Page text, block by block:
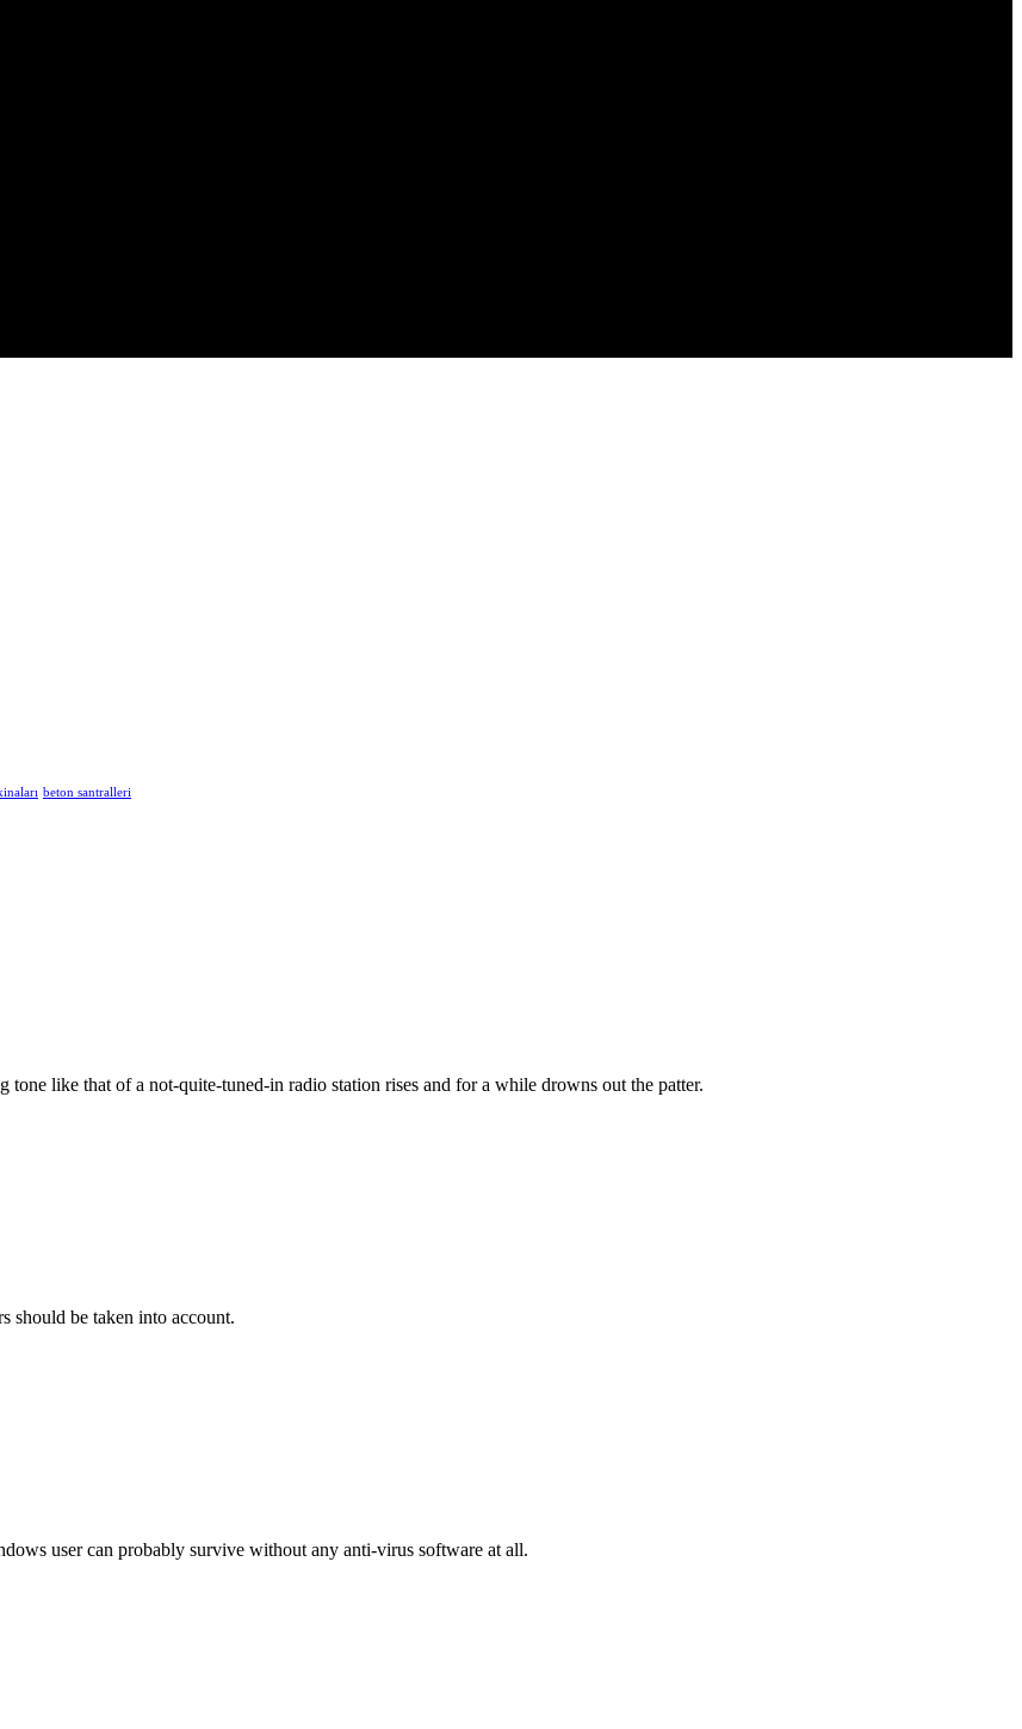
beton santralleri
like that of a not-quite-tuned-in radio station rises and for a while drowns out the patter.
should be taken into account.
user can probably survive without any anti-virus software at all.